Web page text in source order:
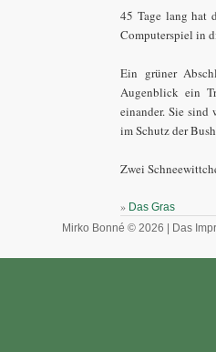
45 Tage lang hat
Computerspiel in
Ein grüner
Augenblick ein
einander. Sie sind
im Schutz der
Zwei
» Das Gras
Mirko Bonné © 2026 |
Das